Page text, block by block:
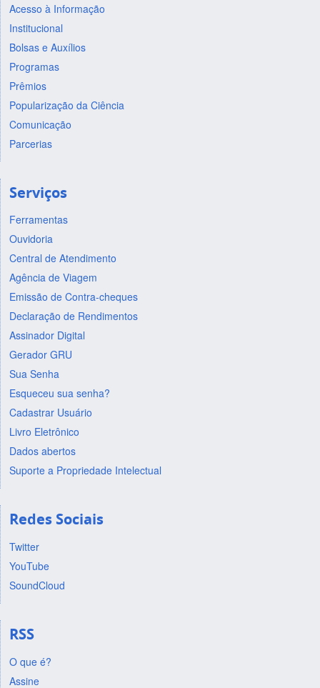
Acesso à Informação
Institucional
Bolsas e Auxílios
Programas
Prêmios
Popularização da Ciência
Comunicação
Parcerias
Serviços
Ferramentas
Ouvidoria
Central de Atendimento
Agência de Viagem
Emissão de Contra-cheques
Declaração de Rendimentos
Assinador Digital
Gerador GRU
Sua Senha
Esqueceu sua senha?
Cadastrar Usuário
Livro Eletrônico
Dados abertos
Suporte a Propriedade Intelectual
Redes Sociais
Twitter
YouTube
SoundCloud
RSS
O que é?
Assine